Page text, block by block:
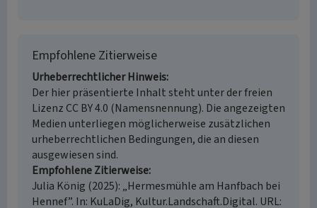
Empfohlene Zitierweise
Urheberrechtlicher Hinweis
Der hier präsentierte Inhalt steht unter der freien
Lizenz CC BY 4.0 (Namensnennung). Die angezeigten
Medien unterliegen möglicherweise zusätzlichen
urheberrechtlichen Bedingungen, die an diesen
ausgewiesen sind.
Empfohlene Zitierweise
Julia König (2025): „Hermesmühle am Hanfbach bei
Hennef”. In: KuLaDig, Kultur.Landschaft.Digital. URL: